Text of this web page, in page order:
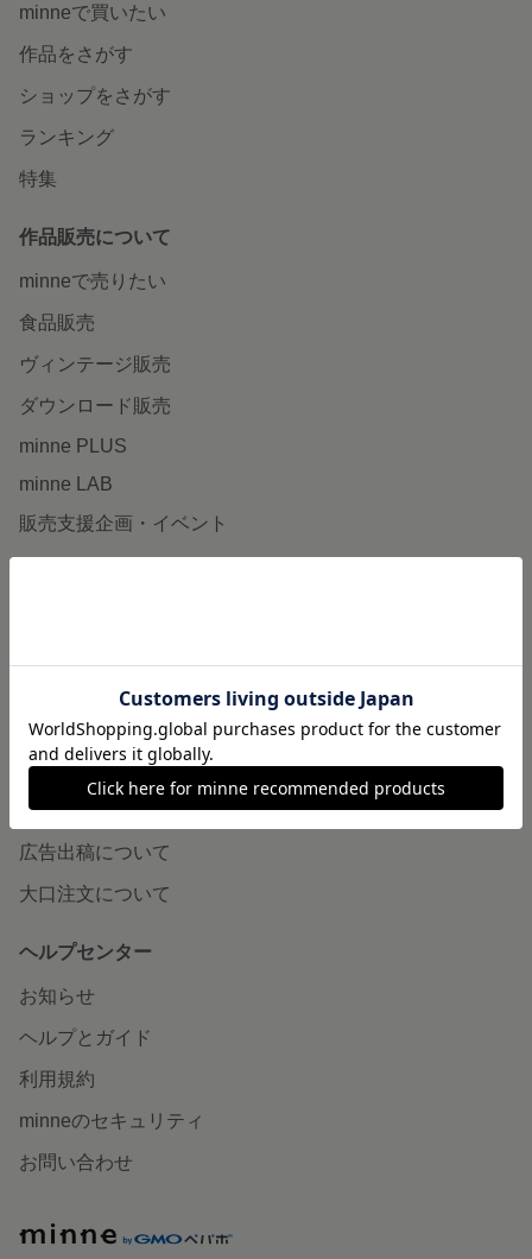
minneで買いたい
作品をさがす
ショップをさがす
ランキング
特集
作品販売について
minneで売りたい
食品販売
ヴィンテージ販売
ダウンロード販売
minne PLUS
minne LAB
販売支援企画・イベント
minne学習帖
minneの本
企業の方へ
広告出稿について
大口注文について
ヘルプセンター
お知らせ
ヘルプとガイド
利用規約
minneのセキュリティ
お問い合わせ